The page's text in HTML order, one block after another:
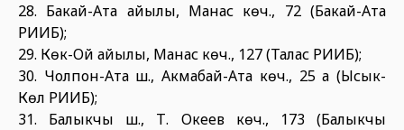
28. Бакай-Ата айылы, Манас көч., 72 (Бакай-Ата
РИИБ);
29. Көк-Ой айылы, Манас көч., 127 (Талас РИИБ);
30. Чолпон-Ата ш., Акмабай-Ата көч., 25 а (Ысык-
Көл РИИБ);
31. Балыкчы ш., Т. Океев көч., 173 (Балыкчы